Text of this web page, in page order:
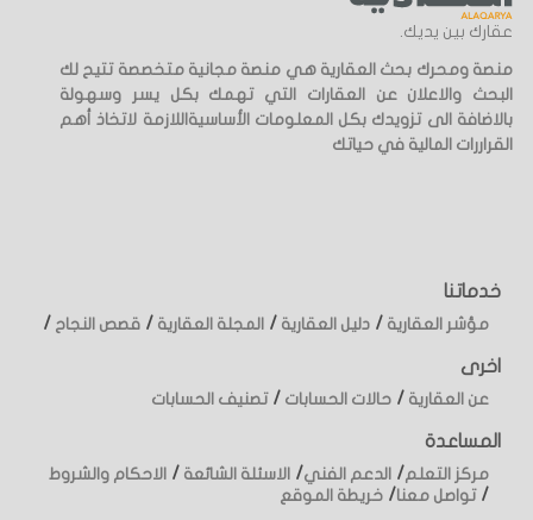
عقارك بين يديك.
منصة ومحرك بحث العقارية هي منصة مجانية متخصصة تتيح لك
البحث والاعلان عن العقارات التي تهمك بكل يسر وسهولة
بالاضافة الى تزويدك بكل المعلومات الأساسيةاللازمة لاتخاذ أهم
القراررات المالية في حياتك
خدماتنا
مؤشر العقارية / دليل العقارية / المجلة العقارية / قصص النجاح /
اخرى
عن العقارية / حالات الحسابات /تصنيف الحسابات
المساعدة
مركز التعلم/ الدعم الفني/ الاسئلة الشائعة / الاحكام والشروط
/تواصل معنا/ خريطة الموقع